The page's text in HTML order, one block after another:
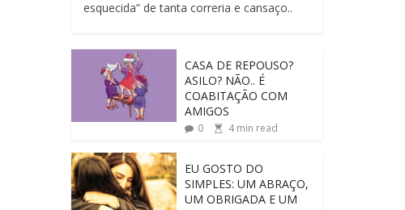
esquecida” de tanta correria e cansaço..
CASA DE REPOUSO?
ASILO? NÃO.. É
COABITAÇÃO COM
AMIGOS
0 4min read
EU GOSTO DO
SIMPLES: UM ABRAÇO,
UM OBRIGADA E UM